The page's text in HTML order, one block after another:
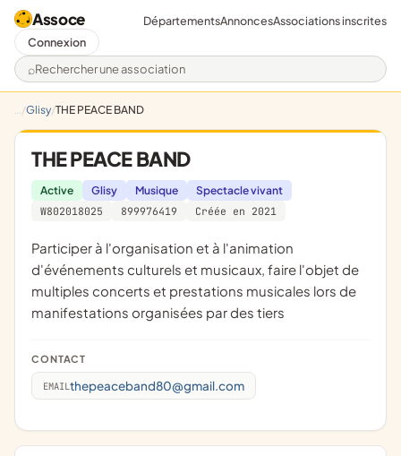
Assoce
Rechercher une association
DépartementsAnnoncesAssociations inscrites
Connexion
Glisy THE PEACE BAND
THE PEACE BAND
Active Glisy Musique
Spectacle vivant
W802018025
899976419 Créée en 2021
participer à l'organisation et à l'animation
d'événements culturels et musicaux, faire l'objet de
multiples concerts et prestations musicales lors de
manifestations organisées par des tiers
CONTACT
EMAIL thepeaceband80@gmail.com